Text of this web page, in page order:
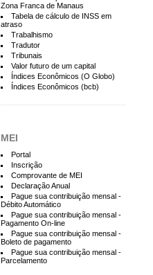
Zona Franca de Manaus
Tabela de cálculo de INSS em
atraso
Trabalhismo
Tradutor
Tribunais
Valor futuro de um capital
Índices Econômicos (O Globo)
Índices Econômicos (bcb)
MEI
Portal
Inscrição
Comprovante de MEI
Declaração Anual
Pague sua contribuição mensal -
Débito Automático
Pague sua contribuição mensal -
Pagamento On-line
Pague sua contribuição mensal -
Boleto de pagamento
Pague sua contribuição mensal -
Parcelamento